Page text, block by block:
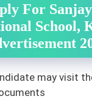
For
School,
may visit